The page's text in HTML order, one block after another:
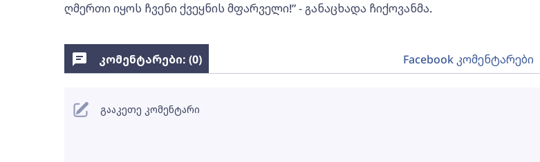
ღმერთი იყოს ჩვენი ქვეყნის მფარველი!” - განაცხადა ჩიქოვანმა.
კომენტარები: (0) Facebook კომენტარები
გააკეთე კომენტარი